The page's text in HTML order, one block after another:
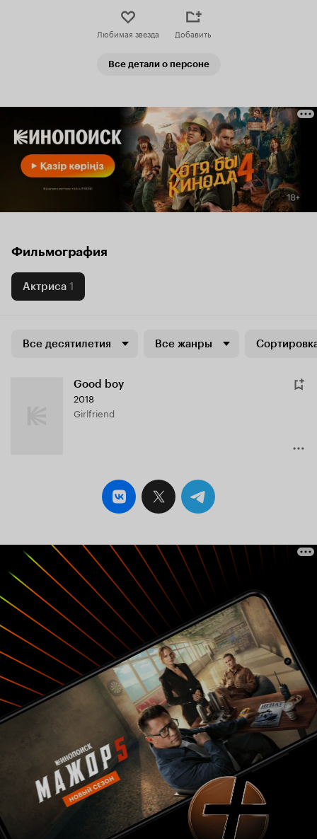
Любимая звезда Добавить
Все детали о персоне
Фильмография
Актриса 1
Все десятилетия Все жанры
Good boy
2018
Girlfriend